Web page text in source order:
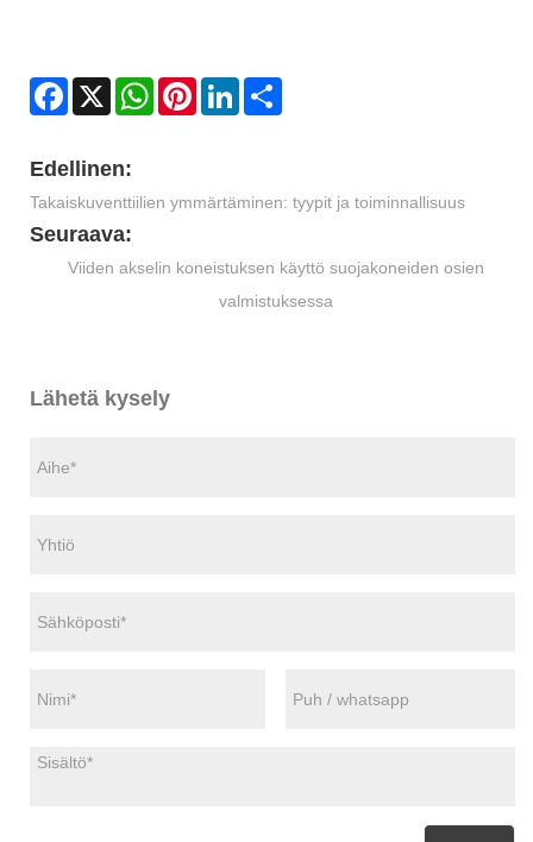
Facebook
X WhatsAppPinterestLinkedIn
Edellinen:
Takaiskuventtiilien ymmärtäminen: tyypit ja toiminnallisuus
Seuraava:
Viiden akselin koneistuksen käyttö suojakoneiden osien
valmistuksessa
Lähetä kysely